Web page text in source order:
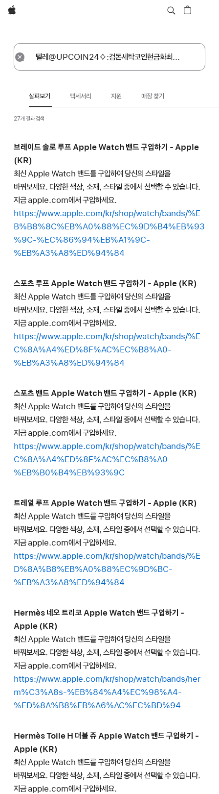
Apple
등록
재설정
살펴보기 액세서리 지원 매장 찾기
27개 결과 검색
브레이드 솔로 루프 Apple Watch 밴드 구입하기 - Apple
(KR)
최신 Apple Watch 밴드를 구입하여 당신의 스타일을
바꿔보세요. 다양한 색상, 소재, 스타일 중에서 선택할 수 있습니다.
지금 apple.com에서 구입하세요.
https://www.apple.com/kr/shop/watch/bands/%E
B%B8%8C%EB%A0%88%EC%9D%B4%EB%93
%9C-%EC%86%94%EB%A1%9C-
%EB%A3%A8%ED%94%84
스포츠 루프 Apple Watch 밴드 구입하기 - Apple (KR)
최신 Apple Watch 밴드를 구입하여 당신의 스타일을
바꿔보세요. 다양한 색상, 소재, 스타일 중에서 선택할 수 있습니다.
지금 apple.com에서 구입하세요.
https://www.apple.com/kr/shop/watch/bands/%E
C%8A%A4%ED%8F%AC%EC%B8%A0-
%EB%A3%A8%ED%94%84
스포츠 밴드 Apple Watch 밴드 구입하기 - Apple (KR)
최신 Apple Watch 밴드를 구입하여 당신의 스타일을
바꿔보세요. 다양한 색상, 소재, 스타일 중에서 선택할 수 있습니다.
지금 apple.com에서 구입하세요.
https://www.apple.com/kr/shop/watch/bands/%E
C%8A%A4%ED%8F%AC%EC%B8%A0-
%EB%B0%B4%EB%93%9C
트레일 루프 Apple Watch 밴드 구입하기 - Apple (KR)
최신 Apple Watch 밴드를 구입하여 당신의 스타일을
바꿔보세요. 다양한 색상, 소재, 스타일 중에서 선택할 수 있습니다.
지금 apple.com에서 구입하세요.
https://www.apple.com/kr/shop/watch/bands/%E
D%8A%B8%EB%A0%88%EC%9D%BC-
%EB%A3%A8%ED%94%84
Hermès 네오 트리코 Apple Watch 밴드 구입하기 -
Apple (KR)
최신 Apple Watch 밴드를 구입하여 당신의 스타일을
바꿔보세요. 다양한 색상, 소재, 스타일 중에서 선택할 수 있습니다.
지금 apple.com에서 구입하세요.
https://www.apple.com/kr/shop/watch/bands/her
m%C3%A8s-%EB%84%A4%EC%98%A4-
%ED%8A%B8%EB%A6%AC%EC%BD%94
Hermès Toile H 더블 쥬 Apple Watch 밴드 구입하기 -
Apple (KR)
최신 Apple Watch 밴드를 구입하여 당신의 스타일을
바꿔보세요. 다양한 색상, 소재, 스타일 중에서 선택할 수 있습니다.
지금 apple.com에서 구입하세요.